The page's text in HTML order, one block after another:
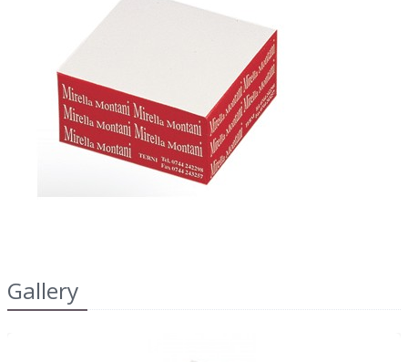
Obblighi informativi per le erogazioni
pubbliche: gli aiuti di Stato e gli aiuti de
minimis ricevuti dalla nostra impresa sono
contenuti nel Registro nazionale degli aiuti di
Stato di cui all'art. 52 della L. 234/2012 a cui si
rinvia e consultabili al seguente link:
LOGIN
REGISTRATI
Gallery